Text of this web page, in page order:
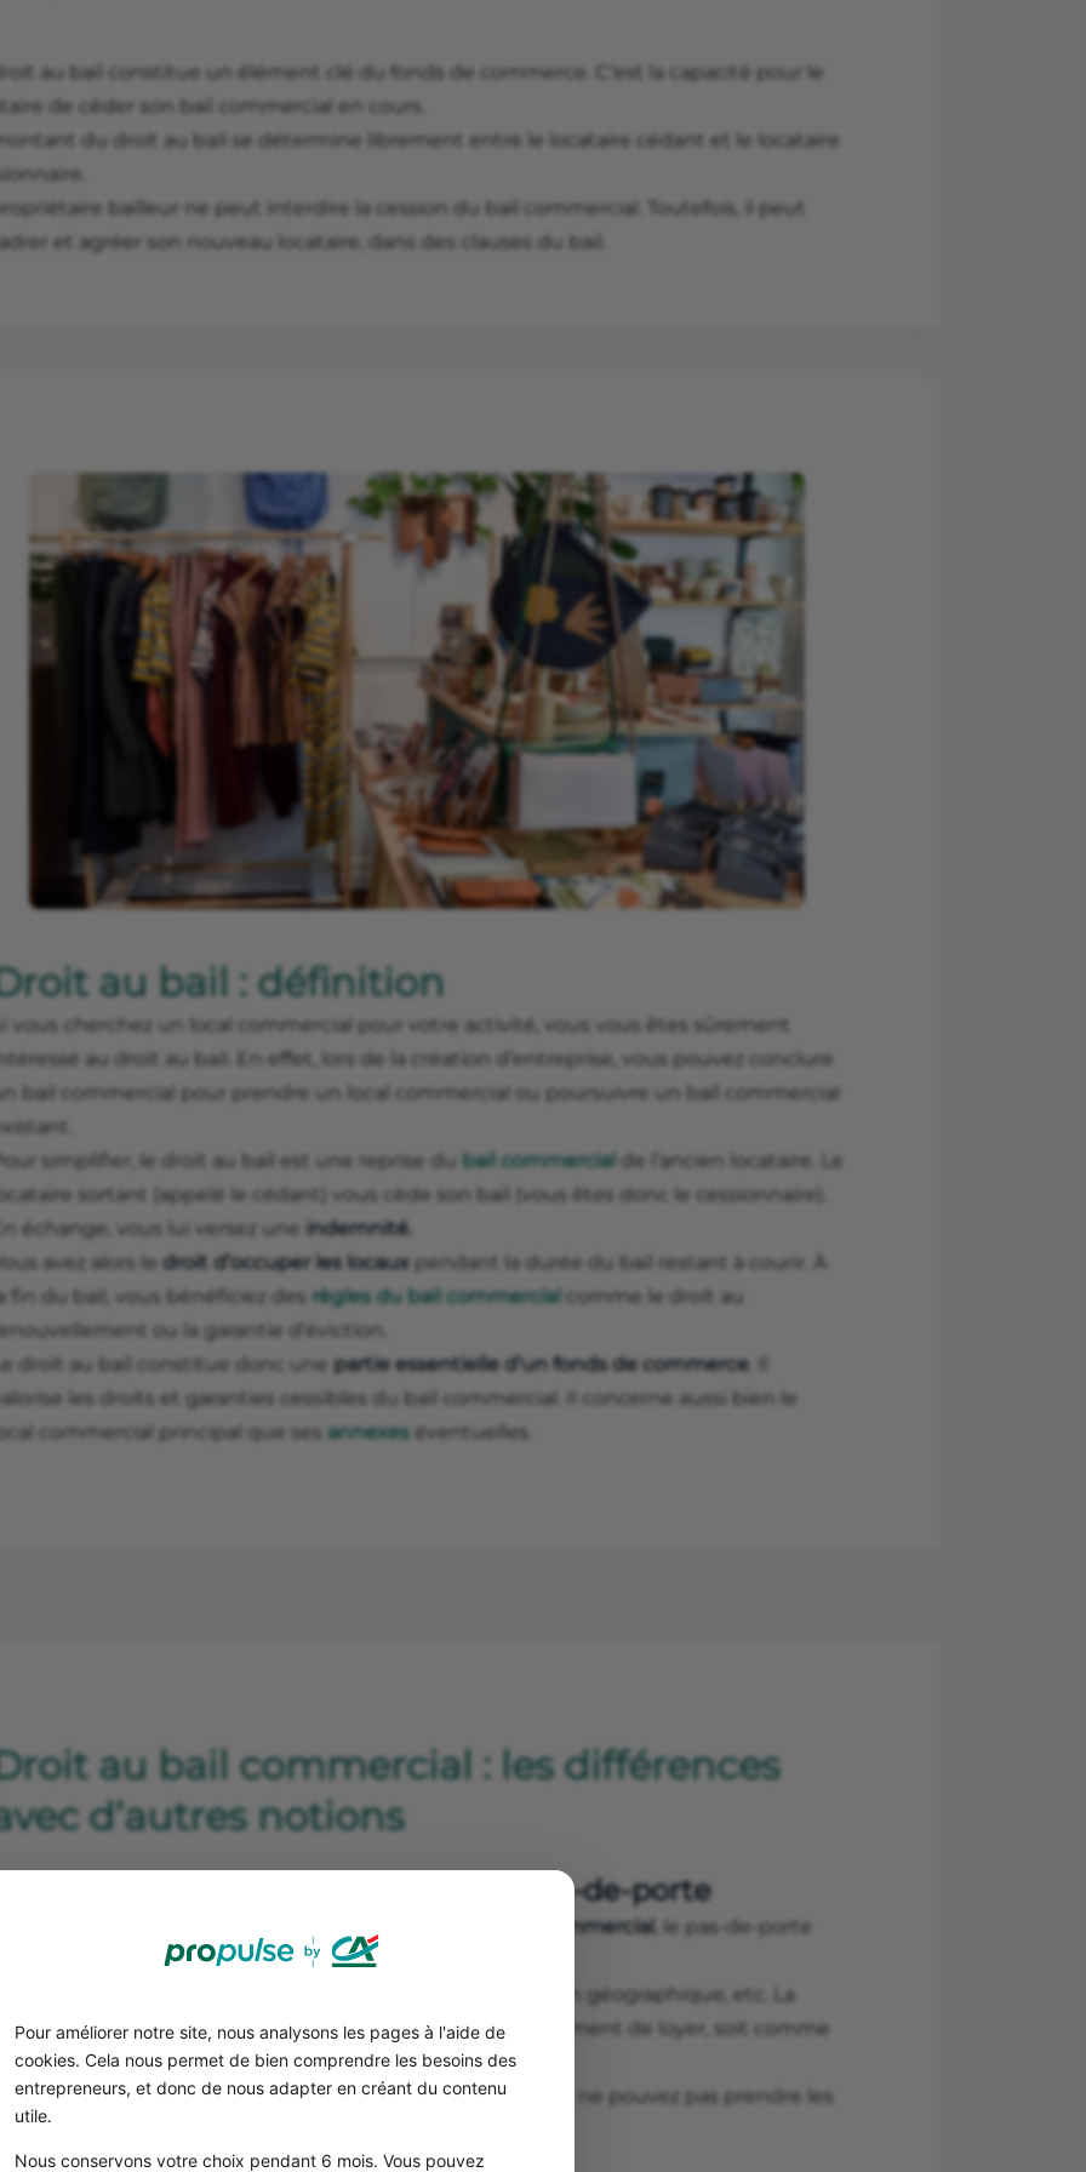
Pour améliorer notre site, nous analysons les pages à l'aide de
cookies. Cela nous permet de bien comprendre les besoins des
entrepreneurs, et donc de nous adapter en créant du contenu
utile.
Nous conservons votre choix pendant 6 mois. Vous pouvez
au bail constitue un élément clé du fonds de commerce. C’est la capacité pour le
de céder son bail commercial en cours.
du droit au bail se détermine librement entre le locataire cédant et le locataire
bailleur ne peut interdire la cession du bail commercial. Toutefois, il peut
et agréer son nouveau locataire, dans des clauses du bail.
au bail : définition
vous cherchez un local commercial pour votre activité, vous vous êtes sûrement
au droit au bail. En effet, lors de la création d’entreprise, vous pouvez conclure
bail commercial pour prendre un local commercial ou poursuivre un bail commercial
simplifier, le droit au bail est une reprise du bail commercial de l’ancien locataire. Le
sortant (appelé le cédant) vous cède son bail (vous êtes donc le cessionnaire).
échange, vous lui versez une indemnité.
avez alors le droit d’occuper les locaux pendant la durée du bail restant à courir. À
fin du bail, vous bénéficiez des règles du bail commercial comme le droit au
ou la garantie d’éviction.
droit au bail constitue donc une partie essentielle d’un fonds de commerce
les droits et garanties cessibles du bail commercial. Il concerne aussi bien le
commercial principal que ses annexeséventuelles.
au bail commercial : les différences
d’autres notions
différences entre droit au bail et pas-de-porte
reprise du bail commercial , le pas-de-porte
un droit d’entrée dans unlocal commercial
montant dépend de l’attractivité du local, de sa situation géographique, etc. La
versée peut être considérée soit comme un supplément de loyer, soit comme
indemnité.
pouvez donc choisir entre les 2 mécanismes mais vous ne pouvez pas prendre les
en même temps !
bien comprendre, voici les 2 grandes différences :